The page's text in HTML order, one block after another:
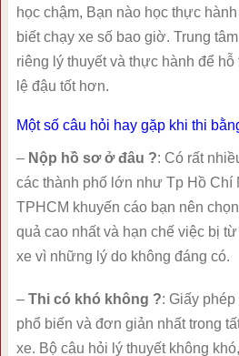
học chậm, Bạn nào học thực
biết chạy xe số bao giờ. Trung
riêng lý thuyết và thực hành để
lệ đậu tốt hơn.
Một số câu hỏi hay gặp khi thi
– Nộp hồ sơ ở đâu ?: Có rất
các thành phố lớn như Tp Hồ Chí
TPHCM khuyến cáo bạn nên
quả cao nhất và hạn chế việc bị
xe vì những lý do không đáng có.
– Thi có khó không ?: Giấy
phổ biến và đơn giản nhất trong
xe. Bộ câu hỏi lý thuyết không